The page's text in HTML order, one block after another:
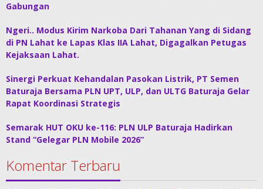
Gabungan
Ngeri.. Modus Kirim Narkoba Dari Tahanan Yang di Sidang
di PN Lahat ke Lapas Klas IIA Lahat, Digagalkan Petugas
Kejaksaan Lahat.
Sinergi Perkuat Kehandalan Pasokan Listrik, PT Semen
Baturaja Bersama PLN UPT, ULP, dan ULTG Baturaja Gelar
Rapat Koordinasi Strategis
Semarak HUT OKU ke-116: PLN ULP Baturaja Hadirkan
Stand “Gelegar PLN Mobile 2026”
Komentar Terbaru